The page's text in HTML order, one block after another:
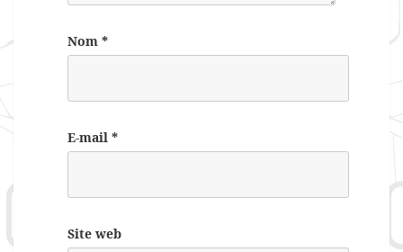
Nom *
E-mail *
Site web